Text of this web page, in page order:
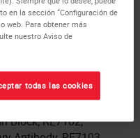
and (500 tests),
of mouse IgG, mouse
Peroxidase
Block, RE7102,
en la sección “Configuración de
web. Para obtener más
nuestro Aviso de
todas las cookies